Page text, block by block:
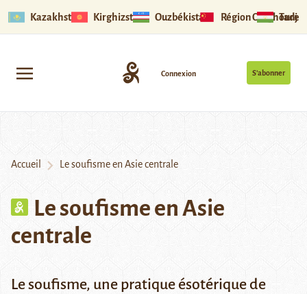
Kazakhstan Kirghizstan Ouzbékistan Région Ouïghoure
S’abonner
Connexion
Accueil Le soufisme en Asie centrale
Le soufisme en Asie
centrale
Le soufisme, une pratique ésotérique de